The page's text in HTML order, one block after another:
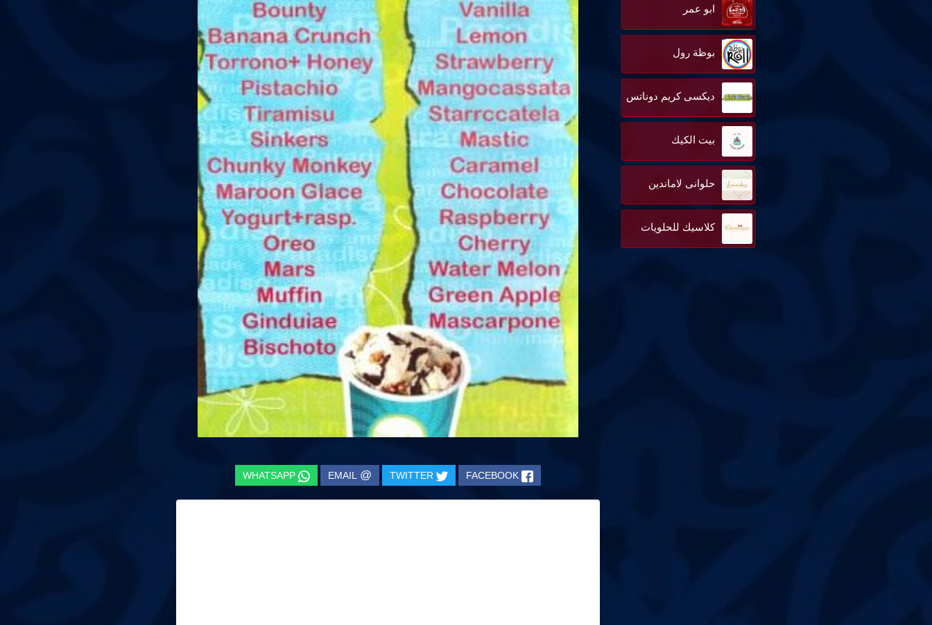
ابو عمر
بوظة رول
ديكسى كريم دوناتس
بيت الكيك
حلوانى لاماندين
كلاسيك للحلويات
FACEBOOK
TWITTER
@
EMAIL
WHATSAPP